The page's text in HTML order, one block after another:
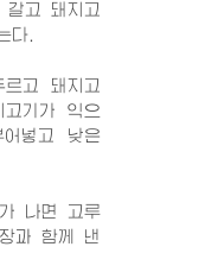
고 돼지고
다.
고 돼지고
기가 익으
넣고 낮은
나면 고루
과 함께 낸